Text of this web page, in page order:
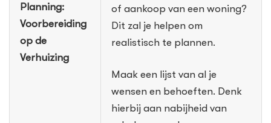
Planning:
Voorbereiding
op de
Verhuizing
of aankoop van een woning?
Dit zal je helpen om
realistisch te plannen.
Maak een lijst van al je
wensen en behoeften. Denk
hierbij aan nabijheid van